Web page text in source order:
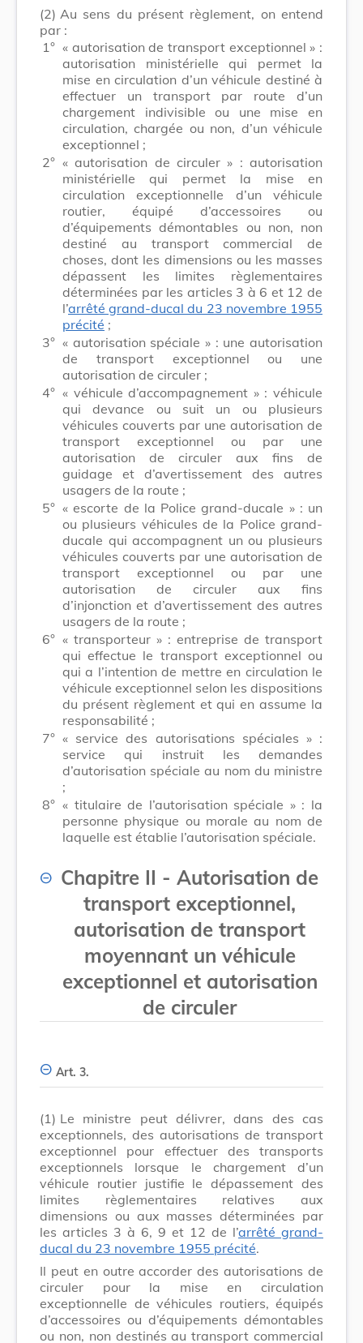
(2) Au sens du présent règlement, on entend
par :
1° « autorisation de transport exceptionnel » :
autorisation ministérielle qui permet la
mise en circulation d’un véhicule destiné à
effectuer un transport par route d’un
chargement indivisible ou une mise en
circulation, chargée ou non, d’un véhicule
exceptionnel ;
2° « autorisation de circuler » : autorisation
ministérielle qui permet la mise en
circulation exceptionnelle d’un véhicule
routier, équipé d’accessoires ou
d’équipements démontables ou non, non
destiné au transport commercial de
choses, dont les dimensions ou les masses
dépassent les limites règlementaires
déterminées par les articles 3 à 6 et 12 de
l’arrêté grand-ducal du 23 novembre 1955
précité ;
3° « autorisation spéciale » : une autorisation
de transport exceptionnel ou une
autorisation de circuler ;
4° « véhicule d’accompagnement » : véhicule
qui devance ou suit un ou plusieurs
véhicules couverts par une autorisation de
transport exceptionnel ou par une
autorisation de circuler aux fins de
guidage et d’avertissement des autres
usagers de la route ;
5° « escorte de la Police grand-ducale » : un
ou plusieurs véhicules de la Police grand-
ducale qui accompagnent un ou plusieurs
véhicules couverts par une autorisation de
transport exceptionnel ou par une
autorisation de circuler aux fins
d’injonction et d’avertissement des autres
usagers de la route ;
6° « transporteur » : entreprise de transport
qui effectue le transport exceptionnel ou
qui a l’intention de mettre en circulation le
véhicule exceptionnel selon les dispositions
du présent règlement et qui en assume la
responsabilité ;
7° « service des autorisations spéciales » :
service qui instruit les demandes
d’autorisation spéciale au nom du ministre
;
8° « titulaire de l’autorisation spéciale » : la
personne physique ou morale au nom de
laquelle est établie l’autorisation spéciale.
Chapitre II - Autorisation de
transport exceptionnel,
autorisation de transport
moyennant un véhicule
exceptionnel et autorisation
de circuler
Art. 3.
(1) Le ministre peut délivrer, dans des cas
exceptionnels, des autorisations de transport
exceptionnel pour effectuer des transports
exceptionnels lorsque le chargement d’un
véhicule routier justifie le dépassement des
limites règlementaires relatives aux
dimensions ou aux masses déterminées par
les articles 3 à 6, 9 et 12 de l’arrêté grand-
ducal du 23 novembre 1955 précité.
Il peut en outre accorder des autorisations de
circuler pour la mise en circulation
exceptionnelle de véhicules routiers, équipés
d’accessoires ou d’équipements démontables
ou non, non destinés au transport commercial